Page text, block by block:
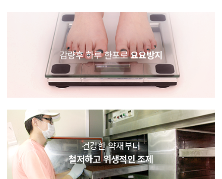
감량후 하루 한포로요요방지
건강한 약재부터
철저하고 위생적인 조제